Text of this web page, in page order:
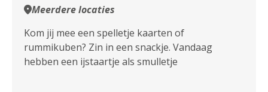
Meerdere locaties
Kom jij mee een spelletje kaarten of
rummikuben? Zin in een snackje. Vandaag
hebben een ijstaartje als smulletje